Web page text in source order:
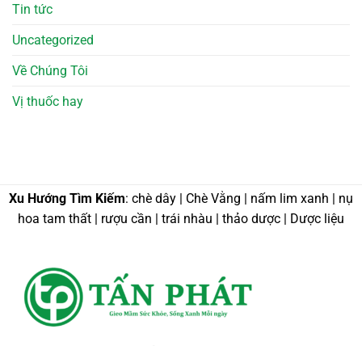
Tin tức
Uncategorized
Về Chúng Tôi
Vị thuốc hay
Xu Hướng Tìm Kiếm: chè dây | Chè Vằng | nấm lim xanh | nụ
hoa tam thất | rượu cần | trái nhàu | thảo dược | Dược liệu